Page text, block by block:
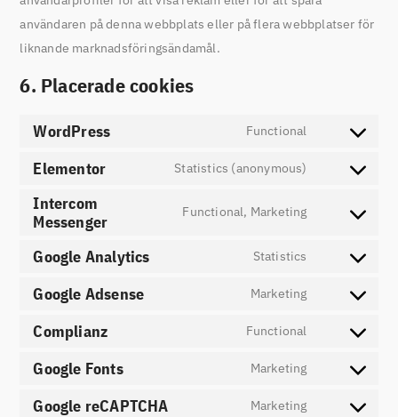
användaren på denna webbplats eller på flera webbplatser för
liknande marknadsföringsändamål.
6. Placerade cookies
WordPress Functional
Elementor Statistics (anonymous)
Intercom
Messenger
Functional, Marketing
Google Analytics Statistics
Google Adsense Marketing
Complianz Functional
Google Fonts Marketing
Google reCAPTCHA Marketing